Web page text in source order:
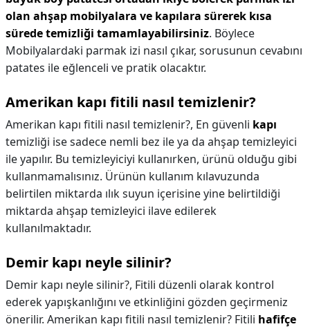
olan ahşap mobilyalara ve kapılara sürerek kısa
sürede temizliği tamamlayabilirsiniz. Böylece
Mobilyalardaki parmak izi nasıl çıkar, sorusunun cevabını
patates ile eğlenceli ve pratik olacaktır.
Amerikan kapı fitili nasıl temizlenir?
Amerikan kapı fitili nasıl temizlenir?, En güvenli kapı
temizliği ise sadece nemli bez ile ya da ahşap temizleyici
ile yapılır. Bu temizleyiciyi kullanırken, ürünü olduğu gibi
kullanmamalısınız. Ürünün kullanım kılavuzunda
belirtilen miktarda ılık suyun içerisine yine belirtildiği
miktarda ahşap temizleyici ilave edilerek
kullanılmaktadır.
Demir kapı neyle silinir?
Demir kapı neyle silinir?, Fitili düzenli olarak kontrol
ederek yapışkanlığını ve etkinliğini gözden geçirmeniz
önerilir. Amerikan kapı fitili nasıl temizlenir? Fitili hafifçe